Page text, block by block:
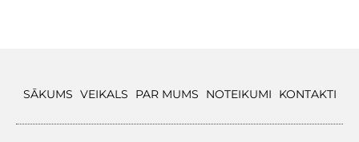
SĀKUMS VEIKALS PAR MUMS NOTEIKUMI KONTAKTI